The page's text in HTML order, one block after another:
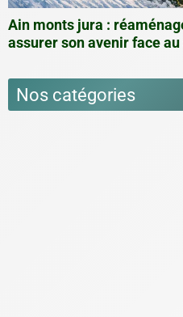
Ain monts jura :
assurer son avenir face
Nos catégories